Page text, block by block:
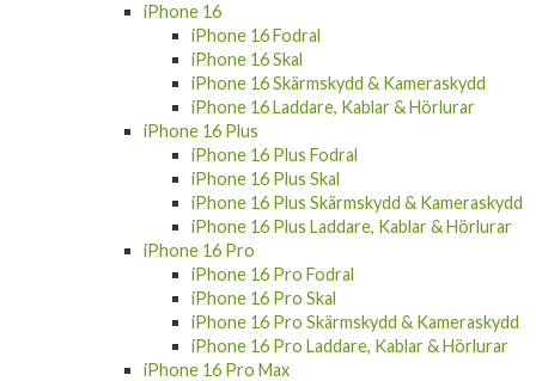
iPhone 16
iPhone 16 Fodral
iPhone 16 Skal
iPhone 16 Skärmskydd & Kameraskydd
iPhone 16 Laddare, Kablar & Hörlurar
iPhone 16 Plus
iPhone 16 Plus Fodral
iPhone 16 Plus Skal
iPhone 16 Plus Skärmskydd & Kameraskydd
iPhone 16 Plus Laddare, Kablar & Hörlurar
iPhone 16 Pro
iPhone 16 Pro Fodral
iPhone 16 Pro Skal
iPhone 16 Pro Skärmskydd & Kameraskydd
iPhone 16 Pro Laddare, Kablar & Hörlurar
iPhone 16 Pro Max